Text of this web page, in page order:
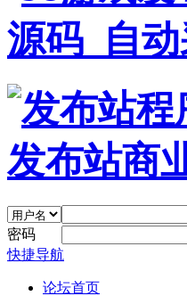
密码
快捷导航
论坛首页